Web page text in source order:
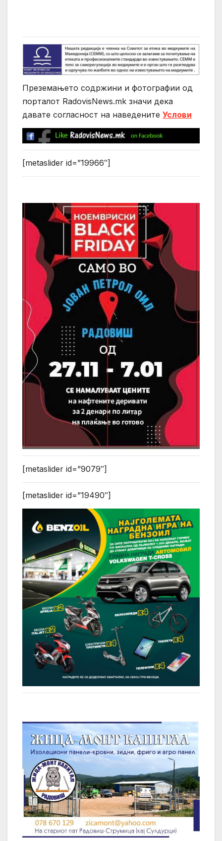
Преземањето содржини и фотографии од
порталот RadovisNews.mk значи дека
давате согласност на нaведените Услови
[metaslider id=”19966″]
[metaslider id=”9079″]
[metaslider id=”19490″]